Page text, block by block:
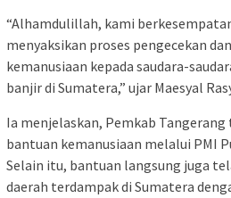
“Alhamdulillah, kami
menyaksikan proses pengecekan
kemanusiaan kepada saudara-
banjir di Sumatera,” ujar Maesyal
Ia menjelaskan, Pemkab
bantuan kemanusiaan melalui PMI
Selain itu, bantuan langsung juga
daerah terdampak di Sumatera